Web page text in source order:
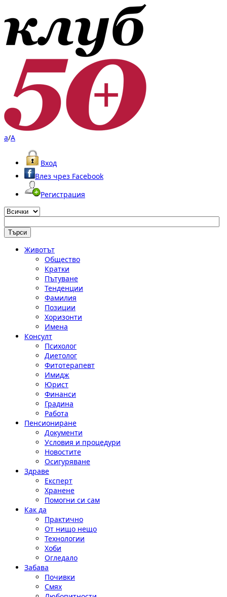
a/A
Вход
Влез чрез Facebook
Регистрация
Животът
Общество
Кратки
Пътуване
Тенденции
Фамилия
Позиции
Хоризонти
Имена
Консулт
Психолог
Диетолог
Фитотерапевт
Имидж
Юрист
Финанси
Градина
Работа
Пенсиониране
Документи
Условия и процедури
Новостите
Осигуряване
Здраве
Експерт
Хранене
Помогни си сам
Как да
Практично
От нищо нещо
Технологии
Хоби
Огледало
Забава
Почивки
Смях